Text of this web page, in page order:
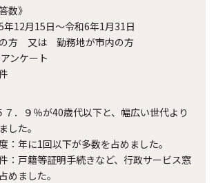
数》
年12月15日～令和6年1月31日
方 又は 勤務地が市内の方
ンケート
．９％が40歳代以下と、幅広い世代より
した。
年に1回以下が多数を占めました。
戸籍等証明手続きなど、行政サービス窓
めました。